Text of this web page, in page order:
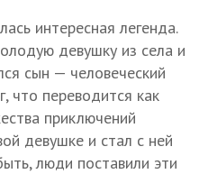
интересная легенда.
девушку из села и
сын — человеческий
что переводится как
приключений
девушке и стал с ней
люди поставили эти